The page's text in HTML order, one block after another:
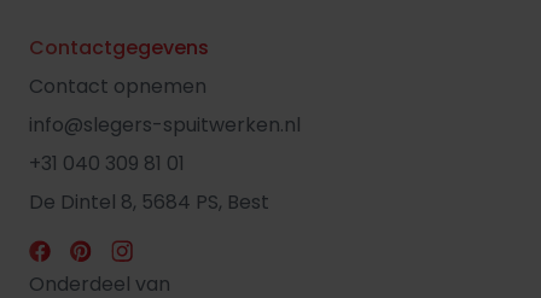
Contactgegevens
Contact opnemen
info@slegers-spuitwerken.nl
+31 040 309 81 01
De Dintel 8, 5684 PS, Best
Onderdeel van